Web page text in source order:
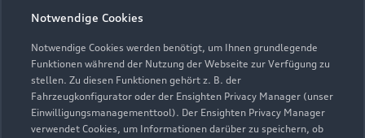
Notwendige Cookies
Notwendige Cookies werden benötigt, um Ihnen grundlegende
Funktionen während der Nutzung der Webseite zur Verfügung zu
stellen. Zu diesen Funktionen gehört z. B. der
Fahrzeugkonfigurator oder der Ensighten Privacy Manager (unser
Einwilligungsmanagementtool). Der Ensighten Privacy Manager
verwendet Cookies, um Informationen darüber zu speichern, ob